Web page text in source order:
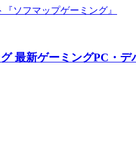
最新ゲーミングPC・デ